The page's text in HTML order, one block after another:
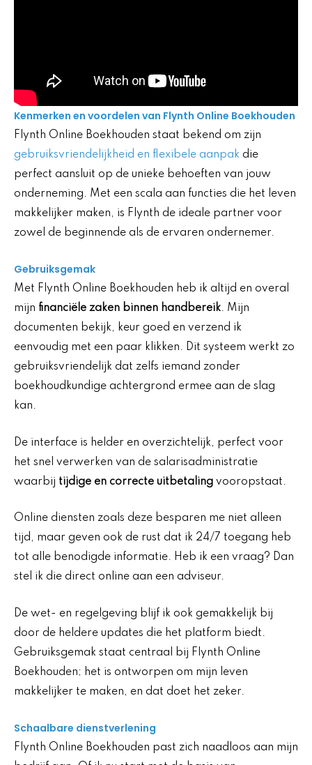
Kenmerken en voordelen van Flynth Online Boekhouden
Flynth Online Boekhouden staat bekend om zijn
gebruiksvriendelijkheid en flexibele aanpak die
perfect aansluit op de unieke behoeften van jouw
onderneming. Met een scala aan functies die het leven
makkelijker maken, is Flynth de ideale partner voor
zowel de beginnende als de ervaren ondernemer.
Gebruiksgemak
Met Flynth Online Boekhouden heb ik altijd en overal
mijn financiële zaken binnen handbereik. Mijn
documenten bekijk, keur goed en verzend ik
eenvoudig met een paar klikken. Dit systeem werkt zo
gebruiksvriendelijk dat zelfs iemand zonder
boekhoudkundige achtergrond ermee aan de slag
kan.
De interface is helder en overzichtelijk, perfect voor
het snel verwerken van de salarisadministratie
waarbij tijdige en correcte uitbetaling vooropstaat.
Online diensten zoals deze besparen me niet alleen
tijd, maar geven ook de rust dat ik 24/7 toegang heb
tot alle benodigde informatie. Heb ik een vraag? Dan
stel ik die direct online aan een adviseur.
De wet- en regelgeving blijf ik ook gemakkelijk bij
door de heldere updates die het platform biedt.
Gebruiksgemak staat centraal bij Flynth Online
Boekhouden; het is ontworpen om mijn leven
makkelijker te maken, en dat doet het zeker.
Schaalbare dienstverlening
Flynth Online Boekhouden past zich naadloos aan mijn